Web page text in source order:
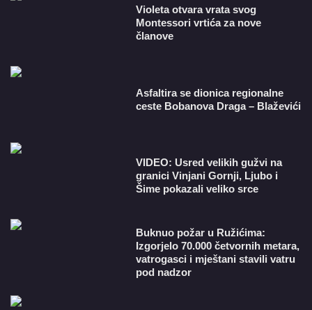
Violeta otvara vrata svog
Montessori vrtića za nove
članove
Asfaltira se dionica regionalne
ceste Bobanova Draga – Blaževići
VIDEO: Usred velikih gužvi na
granici Vinjani Gornji, Ljubo i
Šime pokazali veliko srce
Buknuo požar u Ružićima:
Izgorjelo 70.000 četvornih metara,
vatrogasci i mještani stavili vatru
pod nadzor